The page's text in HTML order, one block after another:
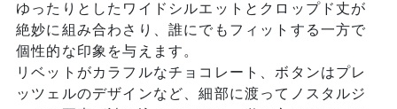
ゆったりとしたワイドシルエットとクロップド丈が
絶妙に組み合わさり、誰にでもフィットする一方で
個性的な印象を与えます。
リベットがカラフルなチョコレート、ボタンはプレ
ッツェルのデザインなど、細部に渡ってノスタルジ